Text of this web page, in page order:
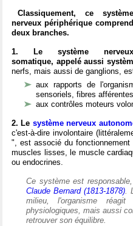
Classiquement, ce système
nerveux périphérique comprend
deux branches.
1. Le système nerveux
somatique, appelé aussi
nerfs, mais aussi de ganglions,
aux rapports de
sensoriels, fibres
aux contrôles moteurs
2. Le système nerveux
c'est-à-dire involontaire
", est associé du
muscles lisses, le muscle
ou endocrines.
Ce système est
Claude Bernard (1813-1878).
milieu, l'organisme
physiologiques, mais aussi
retrouver son équilibre.